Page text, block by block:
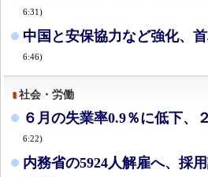
6:31)
中国と安保協力など強化、
6:46)
社会・労働
６月の失業率0.9％に低下、
6:22)
内務省の5924人解雇へ、採